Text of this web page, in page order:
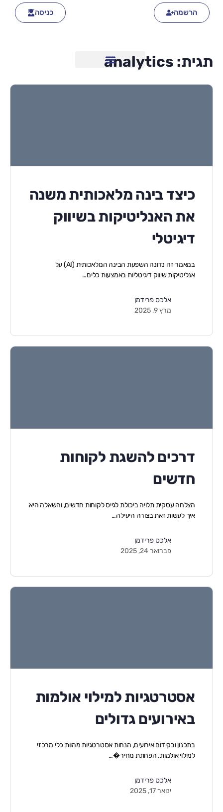
הרשמה כניסה
תגית: analytics
כיצד בינה מלאכותית משנה
את האנליטיקות בשיווק
דיגיטלי
במאמר זה נדונה השפעת הבינה המלאכותית (AI) על
אנליטיקות שיווק דיגיטליות באמצעות כלים…
אלכס פרידמן
מרץ 9, 2025
דרכים להשגת לקוחות
חדשים
הצלחה עסקית תלויה ביכולת לגייס לקוחות חדשים, והשאלה היא
איך לעשות זאת בצורה היעילה…
אלכס פרידמן
פברואר 24, 2025
אסטרטגיות למילוי אולמות
באירועים גדולים
בתכנון ובקידום אירועים, הנחות אסטרטגיות מהוות כלי מרכזי
למילוי אולמות. הפחתת מחיר�…
אלכס פרידמן
ינואר 17, 2025